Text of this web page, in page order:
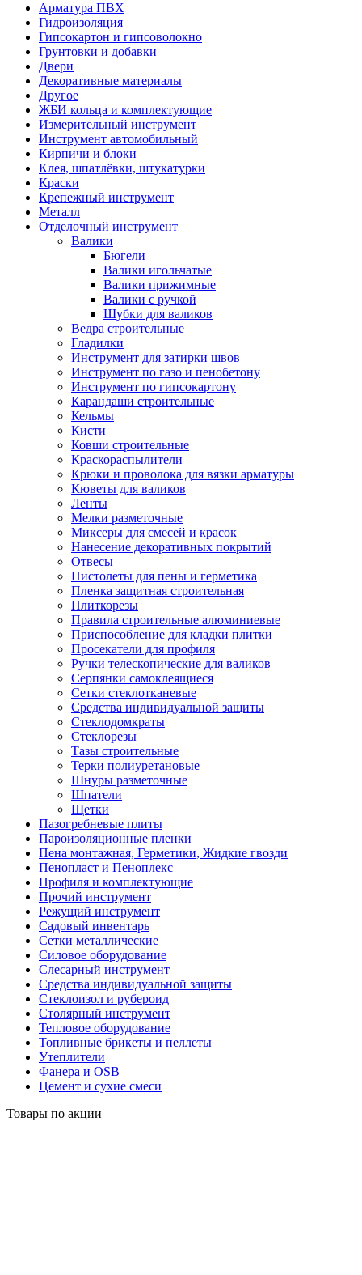
Арматура ПВХ
Гидроизоляция
Гипсокартон и гипсоволокно
Грунтовки и добавки
Двери
Декоративные материалы
Другое
ЖБИ кольца и комплектующие
Измерительный инструмент
Инструмент автомобильный
Кирпичи и блоки
Клея, шпатлёвки, штукатурки
Краски
Крепежный инструмент
Металл
Отделочный инструмент
Валики
Бюгели
Валики игольчатые
Валики прижимные
Валики с ручкой
Шубки для валиков
Ведра строительные
Гладилки
Инструмент для затирки швов
Инструмент по газо и пенобетону
Инструмент по гипсокартону
Карандаши строительные
Кельмы
Кисти
Ковши строительные
Краскораспылители
Крюки и проволока для вязки арматуры
Кюветы для валиков
Ленты
Мелки разметочные
Миксеры для смесей и красок
Нанесение декоративных покрытий
Отвесы
Пистолеты для пены и герметика
Пленка защитная строительная
Плиткорезы
Правила строительные алюминиевые
Приспособление для кладки плитки
Просекатели для профиля
Ручки телескопические для валиков
Серпянки самоклеящиеся
Сетки стеклотканевые
Средства индивидуальной защиты
Стеклодомкраты
Стеклорезы
Тазы строительные
Терки полиуретановые
Шнуры разметочные
Шпатели
Щетки
Пазогребневые плиты
Пароизоляционные пленки
Пена монтажная, Герметики, Жидкие гвозди
Пенопласт и Пеноплекс
Профиля и комплектующие
Прочий инструмент
Режущий инструмент
Садовый инвентарь
Сетки металлические
Силовое оборудование
Слесарный инструмент
Средства индивидуальной защиты
Стеклоизол и рубероид
Столярный инструмент
Тепловое оборудование
Топливные брикеты и пеллеты
Утеплители
Фанера и OSB
Цемент и сухие смеси
Товары по акции